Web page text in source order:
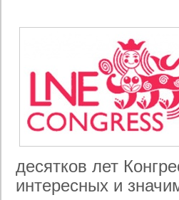
десятков лет
интересных и